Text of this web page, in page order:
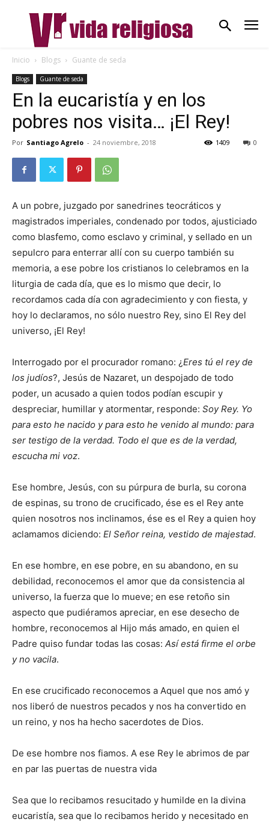
Inicio Blogs Guante de seda
Blogs Guante de seda
En la eucaristía y en los
pobres nos visita… ¡El Rey!
Por Santiago Agrelo - 24 noviembre, 2018 0
1409
A un pobre, juzgado por sanedrines teocráticos y
magistrados imperiales, condenado por todos, ajusticiado
como blasfemo, como esclavo y criminal, y sellado en un
sepulcro para enterrar allí con su cuerpo también su
memoria, a ese pobre los cristianos lo celebramos en la
liturgia de cada día, que es lo mismo que decir, lo
recordamos cada día con agradecimiento y con fiesta, y
hoy lo declaramos, no sólo nuestro Rey, sino El Rey del
universo, ¡El Rey!
Interrogado por el procurador romano: ¿Eres tú el rey de
los judíos?, Jesús de Nazaret, un despojado de todo
poder, un acusado a quien todos podían escupir y
despreciar, humillar y atormentar, responde: Soy Rey. Yo
para esto he nacido y para esto he venido al mundo: para
ser testigo de la verdad. Todo el que es de la verdad,
escucha mi voz.
Ese hombre, Jesús, con su púrpura de burla, su corona
de espinas, su trono de crucificado, ése es el Rey ante
quien nosotros nos inclinamos, ése es el Rey a quien hoy
aclamamos diciendo: El Señor reina, vestido de majestad.
En ese hombre, en ese pobre, en su abandono, en su
debilidad, reconocemos el amor que da consistencia al
universo, la fuerza que lo mueve; en ese retoño sin
aspecto que pudiéramos apreciar, en ese desecho de
hombre, reconocemos al Hijo más amado, en quien el
Padre quiso fundar todas las cosas: Así está firme el orbe
y no vacila.
En ese crucificado reconocemos a Aquel que nos amó y
nos liberó de nuestros pecados y nos ha convertido en
un reino, y nos ha hecho sacerdotes de Dios.
De ese hombre nos fiamos. A ese Rey le abrimos de par
en par las puertas de nuestra vida
Sea que lo recibamos resucitado y humilde en la divina
eucaristía, sea que lo recibamos herido y necesitado en